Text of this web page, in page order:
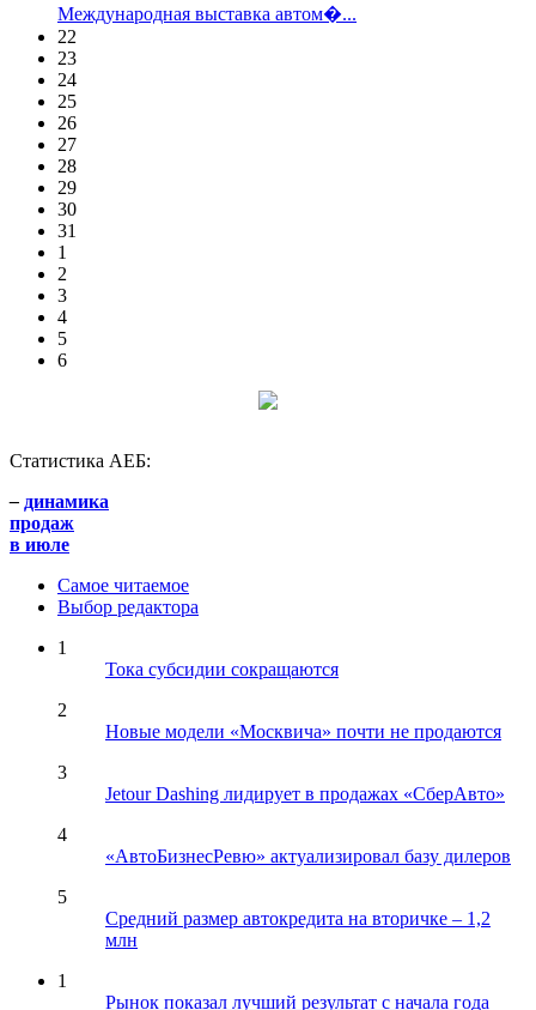
Международная выставка автом�...
22
23
24
25
26
27
28
29
30
31
1
2
3
4
5
6
Статистика АЕБ:
– динамика
продаж
в июле
Самое читаемое
Выбор редактора
1
Тока субсидии сокращаются
2
Новые модели «Москвича» почти не продаются
3
Jetour Dashing лидирует в продажах «СберАвто»
4
«АвтоБизнесРевю» актуализировал базу дилеров
5
Средний размер автокредита на вторичке – 1,2
млн
1
Рынок показал лучший результат с начала года